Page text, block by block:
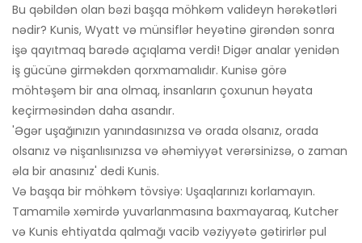
Bu qəbildən olan bəzi başqa möhkəm valideyn hərəkətləri
nədir? Kunis, Wyatt və münsiflər heyətinə girəndən sonra
işə qayıtmaq barədə açıqlama verdi! Digər analar yenidən
iş gücünə girməkdən qorxmamalıdır. Kunisə görə
möhtəşəm bir ana olmaq, insanların çoxunun həyata
keçirməsindən daha asandır.
'Əgər uşağınızın yanındasınızsa və orada olsanız, orada
olsanız və nişanlısınızsa və əhəmiyyət verərsinizsə, o zaman
əla bir anasınız' dedi Kunis.
Və başqa bir möhkəm tövsiyə: Uşaqlarınızı korlamayın.
Tamamilə xəmirdə yuvarlanmasına baxmayaraq, Kutcher
və Kunis ehtiyatda qalmağı vacib vəziyyətə gətirirlər pul